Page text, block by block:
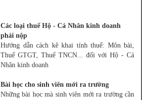
Các loại thuế Hộ - Cá Nhân kinh doanh
phải nộp
Hướng dẫn cách kê khai tính thuế: Môn bài,
Thuế GTGT, Thuế TNCN... đối với Hộ - Cá
Nhân kinh doanh
Bài học cho sinh viên mới ra trường
Những bài học mà sinh viên mới ra trường cần